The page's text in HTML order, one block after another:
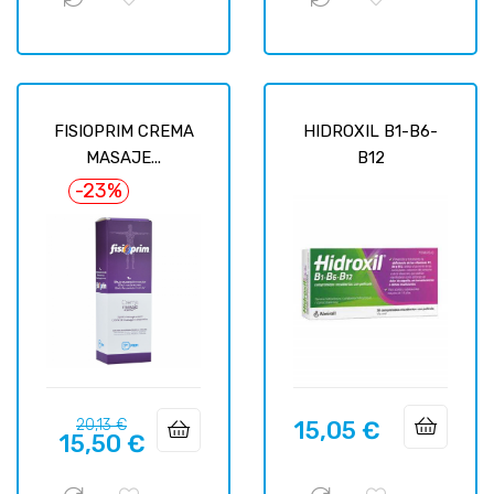
FISIOPRIM CREMA
MASAJE...
-23%
Precio
regular
20,13 €Precio
15,50 €
HIDROXIL B1-B6-
B12
Precio
15,05 €